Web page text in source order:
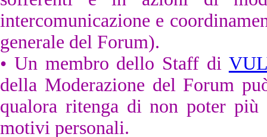
intercomunicazione e
generale del Forum).
• Un membro dello Staff di
della Moderazione del Forum
qualora ritenga di non poter
motivi personali.